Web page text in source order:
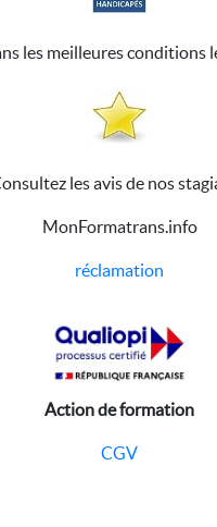
les meilleures conditions
les avis de nos
MonFormatrans.info
réclamation
Action de formation
CGV